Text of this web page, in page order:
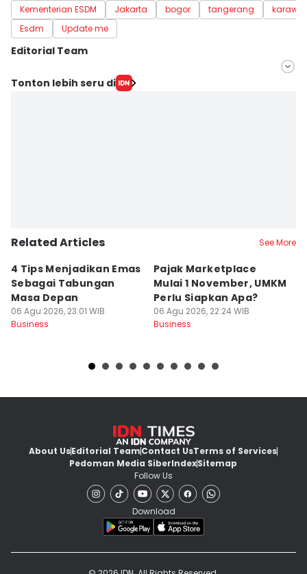
Kementerian ESDM Jakarta bogor tangerang
Esdm
Update me
Editorial Team
Editor
Tonton lebih seru di
Related Articles See More
4 Tips Menjadikan Emas
Sebagai Tabungan
Masa Depan
06 Agu 2026, 23:01 WIB
Business
Pajak Marketplace
Mulai 1 November, UMKM
Perlu Siapkan Apa?
06 Agu 2026, 22:24 WIB
Business
About UsEditorial TeamContact UsTerms of Services
Pedoman Media SiberIndexSitemap
Follow Us
Download